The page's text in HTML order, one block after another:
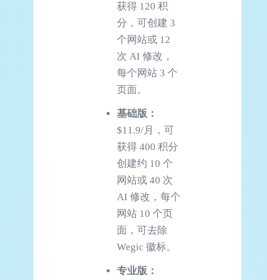
获得 120 积
分，可创建 3
个网站或 12
次 AI 修改，
每个网站 3 个
页面。
基础版：
$11.9/月，可
获得 400 积分
创建约 10 个
网站或 40 次
AI 修改，每个
网站 10 个页
面，可去除
Wegic 徽标。
专业版：